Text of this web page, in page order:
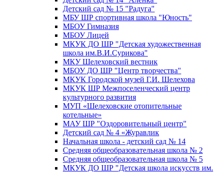
Детский сад № 15 "Радуга"
МБУ ШР спортивная школа "Юность"
МБОУ Гимназия
МБОУ Лицей
МКУК ДО ШР "Детская художественная
школа им.В.И.Сурикова"
МКУ Шелеховский вестник
МБОУ ДО ШР "Центр творчества"
МКУК Городской музей Г.И. Шелехова
МКУК ШР Межпоселенческий центр
культурного развития
МУП «Шелеховские отопительные
котельные»
МАУ ШР "Оздоровительный центр"
Детский сад № 4 «Журавлик
Начальная школа - детский сад № 14
Средняя общеобразовательная школа № 2
Средняя общеобразовательная школа № 5
МКУК ДО ШР "Детская школа искусств им.